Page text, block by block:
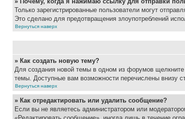
Только зарегистрированные пользователи могут
Это сделано для предотвращения злоупотреблений
Вернуться наверх
» Как создать новую тему?
Для создания новой темы в одном из форумов
темы. Доступные вам возможности перечислены внизу
Вернуться наверх
» Как отредактировать или удалить сообщение?
Если вы не являетесь администратором или